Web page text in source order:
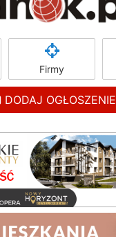
Firmy
DODAJ OGŁOSZENIE